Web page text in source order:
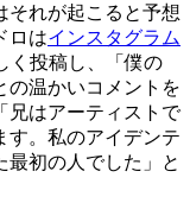
それが起こると予想
ロはインスタグラム
く投稿し、「僕の
の温かいコメントを
兄はアーティストで
す。私のアイデンテ
最初の人でした」と